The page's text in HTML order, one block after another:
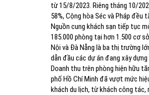
từ 15/8/2023. Riêng tháng 10/
58%, Cộng hòa Séc và Pháp đều
Nguồn cung khách sạn tiếp tục
185.000 phòng tại hơn 1.500 cơ
Nội và Đà Nẵng là ba thị trường
dẫn đầu các dự án đang xây
Doanh thu trên phòng hiện hữu
phố Hồ Chí Minh đã vượt mức
khách du lịch, từ khách công tác,